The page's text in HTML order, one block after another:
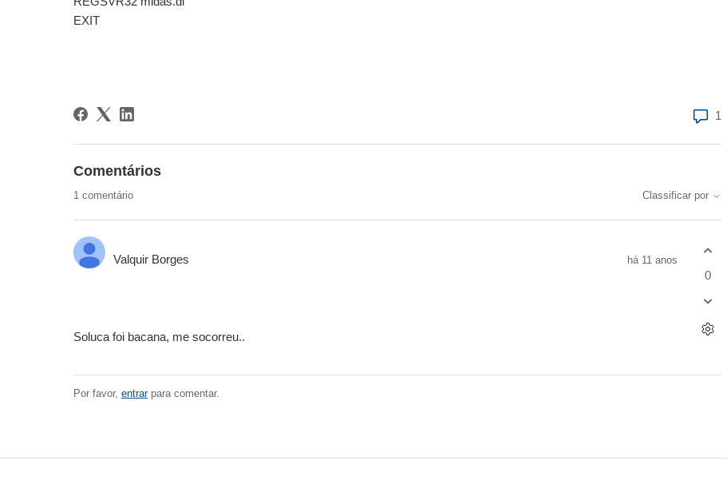
EXIT
1
Comentários
1 comentário Classificar por
Valquir Borges há 11 anos
Soluca foi bacana, me socorreu..
0
Por favor, entrarpara comentar.